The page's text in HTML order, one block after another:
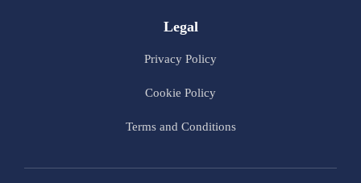
Legal
Privacy Policy
Cookie Policy
Terms and Conditions